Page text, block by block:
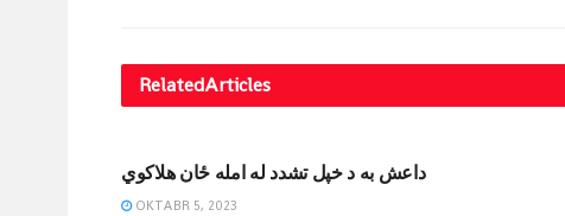
RelatedArticles
داعش به د خپل تشدد له امله ځان هلاکوي
OKTABR 5, 2023